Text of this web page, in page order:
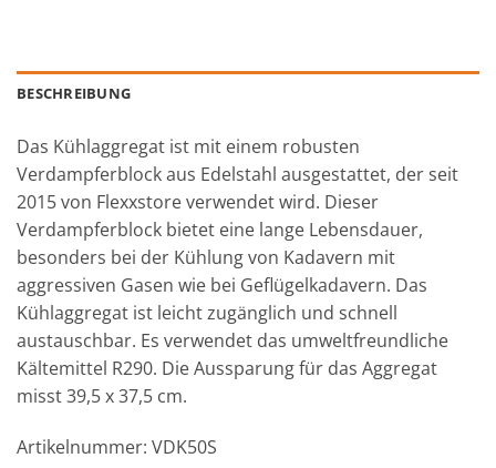
BESCHREIBUNG
Das Kühlaggregat ist mit einem robusten
Verdampferblock aus Edelstahl ausgestattet, der seit
2015 von Flexxstore verwendet wird. Dieser
Verdampferblock bietet eine lange Lebensdauer,
besonders bei der Kühlung von Kadavern mit
aggressiven Gasen wie bei Geflügelkadavern. Das
Kühlaggregat ist leicht zugänglich und schnell
austauschbar. Es verwendet das umweltfreundliche
Kältemittel R290. Die Aussparung für das Aggregat
misst 39,5 x 37,5 cm.
Artikelnummer: VDK50S